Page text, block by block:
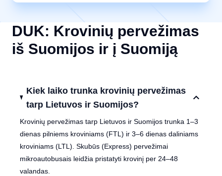
DUK: Krovinių pervežimas
iš Suomijos ir į Suomiją
Kiek laiko trunka krovinių pervežimas
tarp Lietuvos ir Suomijos?
Krovinių pervežimas tarp Lietuvos ir Suomijos trunka 1–3
dienas pilniems kroviniams (FTL) ir 3–6 dienas daliniams
kroviniams (LTL). Skubūs (Express) pervežimai
mikroautobusais leidžia pristatyti krovinį per 24–48
valandas.